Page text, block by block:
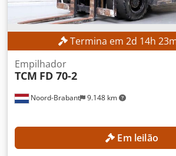
próprio: 4.648 kg EQUIPAMENTO -
lateral - Controlo com um único pedal -
trabalho LED
Termina em 2d 14h 23
Noord-Brabant 9.148 km
Empilhador
TCM FD 70-2
Em leilão